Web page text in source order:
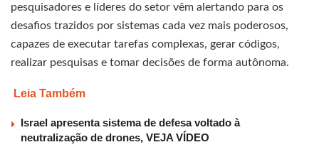
pesquisadores e líderes do setor vêm alertando para os
desafios trazidos por sistemas cada vez mais poderosos,
capazes de executar tarefas complexas, gerar códigos,
realizar pesquisas e tomar decisões de forma autônoma.
Leia Também
Israel apresenta sistema de defesa voltado à
neutralização de drones, VEJA VÍDEO